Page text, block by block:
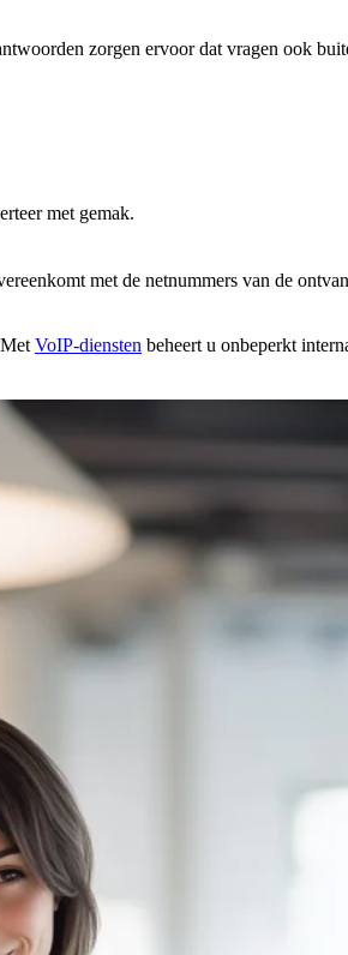
zorgen ervoor dat vragen ook
met gemak.
met de netnummers van de
VoIP-diensten beheert u onbeperkt